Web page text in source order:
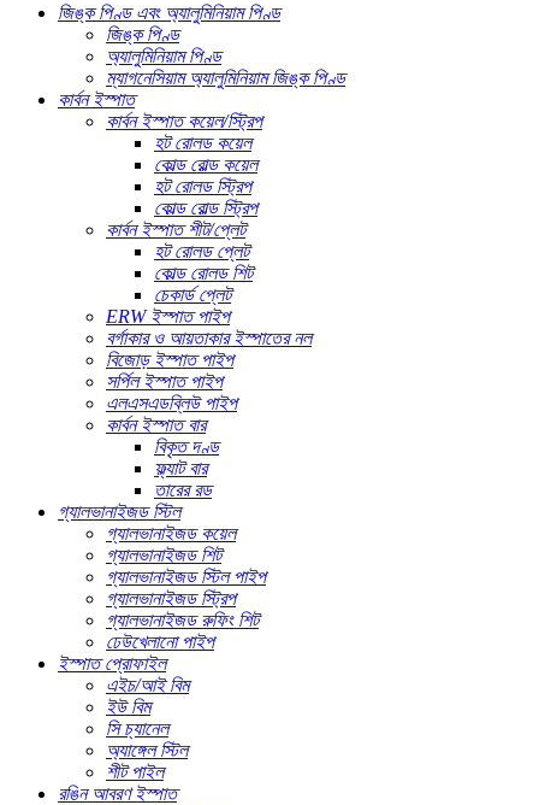
জিঙ্ক পিণ্ড এবং অ্যালুমিনিয়াম পিণ্ড
জিঙ্ক পিণ্ড
অ্যালুমিনিয়াম পিণ্ড
ম্যাগনেসিয়াম অ্যালুমিনিয়াম জিঙ্ক পিণ্ড
কার্বন ইস্পাত
কার্বন ইস্পাত কয়েল/স্ট্রিপ
হট রোলড কয়েল
কোল্ড রোল্ড কয়েল
হট রোলড স্ট্রিপ
কোল্ড রোল্ড স্ট্রিপ
কার্বন ইস্পাত শীট/প্লেট
হট রোলড প্লেট
কোল্ড রোলড শিট
চেকার্ড প্লেট
ERW ইস্পাত পাইপ
বর্গাকার ও আয়তাকার ইস্পাতের নল
বিজোড় ইস্পাত পাইপ
সর্পিল ইস্পাত পাইপ
এলএসএডব্লিউ পাইপ
কার্বন ইস্পাত বার
বিকৃত দণ্ড
ফ্ল্যাট বার
তারের রড
গ্যালভানাইজড স্টিল
গ্যালভানাইজড কয়েল
গ্যালভানাইজড শিট
গ্যালভানাইজড স্টিল পাইপ
গ্যালভানাইজড স্ট্রিপ
গ্যালভানাইজড রুফিং শিট
ঢেউখেলানো পাইপ
ইস্পাত প্রোফাইল
এইচ/আই বিম
ইউ বিম
সি চ্যানেল
অ্যাঙ্গেল স্টিল
শীট পাইল
রঙিন আবরণ ইস্পাত